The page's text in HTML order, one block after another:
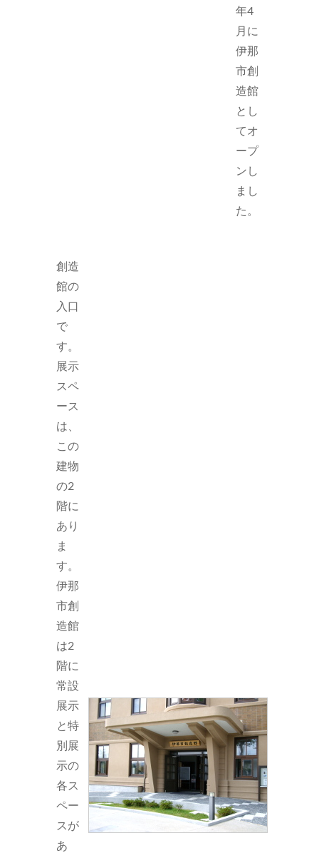
年4
月に
伊那
市創
造館
とし
てオ
ープ
ンし
まし
た。
創造
館の
入口
で
す。
展示
スペ
ース
は、
この
建物
の2
階に
あり
ま
す。
伊那
市創
造館
は2
階に
常設
展示
と特
別展
示の
各ス
ペー
スが
あ